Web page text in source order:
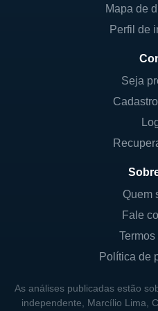
Mapa de
Perfil de
Seja
Quem
Fale
Política de
As análises publicadas estão
independente, Marcílio Lima,